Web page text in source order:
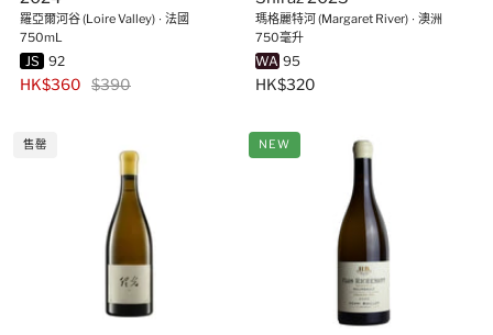
羅亞爾河谷 (Loire Valley) ∙ 法國
750mL
JS 92
HK$360 $390
瑪格麗特河 (Margaret River) ∙ 澳洲
750毫升
WA 95
HK$320
售罄 NEW